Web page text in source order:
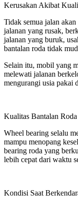
Kerusakan Akibat
Tidak semua jalan
jalanan yang rusak,
jalanan yang buruk,
bantalan roda tidak
Selain itu, mobil yang
melewati jalanan
mengurangi usia pakai
Kualitas Bantalan
Wheel bearing selalu
mampu menopang
bearing roda yang
lebih cepat dari waktu
Kondisi Saat